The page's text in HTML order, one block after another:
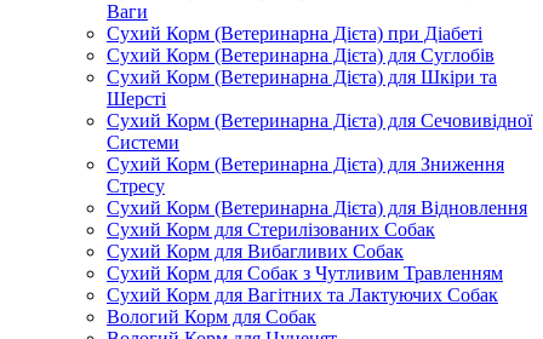
Ваги
Сухий Корм (Ветеринарна Дієта) при Діабеті
Сухий Корм (Ветеринарна Дієта) для Суглобів
Сухий Корм (Ветеринарна Дієта) для Шкіри та
Шерсті
Сухий Корм (Ветеринарна Дієта) для Сечовивідної
Системи
Сухий Корм (Ветеринарна Дієта) для Зниження
Стресу
Сухий Корм (Ветеринарна Дієта) для Відновлення
Сухий Корм для Стерилізованих Собак
Сухий Корм для Вибагливих Собак
Сухий Корм для Собак з Чутливим Травленням
Сухий Корм для Вагітних та Лактуючих Собак
Вологий Корм для Собак